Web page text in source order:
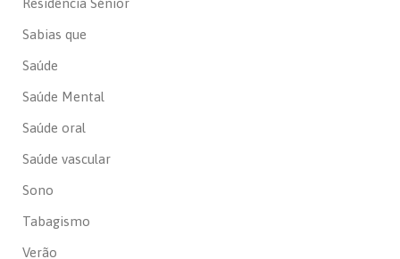
Residência Sénior
Sabias que
Saúde
Saúde Mental
Saúde oral
Saúde vascular
Sono
Tabagismo
Verão